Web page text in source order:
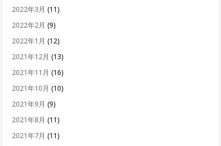
2022年3月 (11)
2022年2月 (9)
2022年1月 (12)
2021年12月 (13)
2021年11月 (16)
2021年10月 (10)
2021年9月 (9)
2021年8月 (11)
2021年7月 (11)